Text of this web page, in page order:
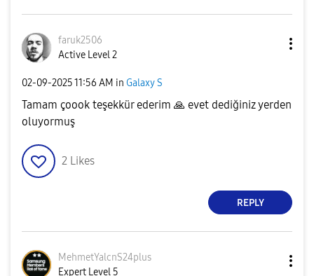
faruk2506
Active Level 2
‎02-09-202511:56 AM in Galaxy S
Tamam çoook teşekkür ederim 🙏 evet dediğiniz yerden
oluyormuş
2 Likes
REPLY
MehmetYalcnS24plus
Expert Level 5